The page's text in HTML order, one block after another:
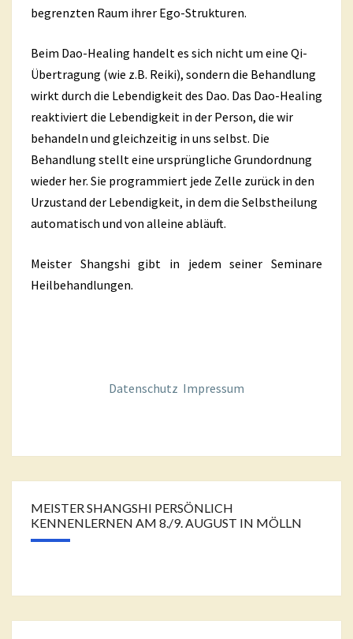
begrenzten Raum ihrer Ego-Strukturen.
Beim Dao-Healing handelt es sich nicht um eine Qi-
Übertragung (wie z.B. Reiki), sondern die Behandlung
wirkt durch die Lebendigkeit des Dao. Das Dao-Healing
reaktiviert die Lebendigkeit in der Person, die wir
behandeln und gleichzeitig in uns selbst. Die
Behandlung stellt eine ursprüngliche Grundordnung
wieder her. Sie programmiert jede Zelle zurück in den
Urzustand der Lebendigkeit, in dem die Selbstheilung
automatisch und von alleine abläuft.
Meister Shangshi gibt in jedem seiner Seminare
Heilbehandlungen.
Datenschutz Impressum
MEISTER SHANGSHI PERSÖNLICH
KENNENLERNEN AM 8./9. AUGUST IN MÖLLN